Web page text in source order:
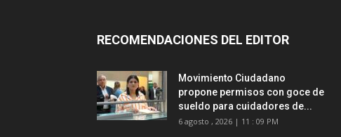
RECOMENDACIONES DEL EDITOR
Movimiento Ciudadano
propone permisos con goce de
sueldo para cuidadores de...
6 agosto , 2026 | 11 : 09 PM